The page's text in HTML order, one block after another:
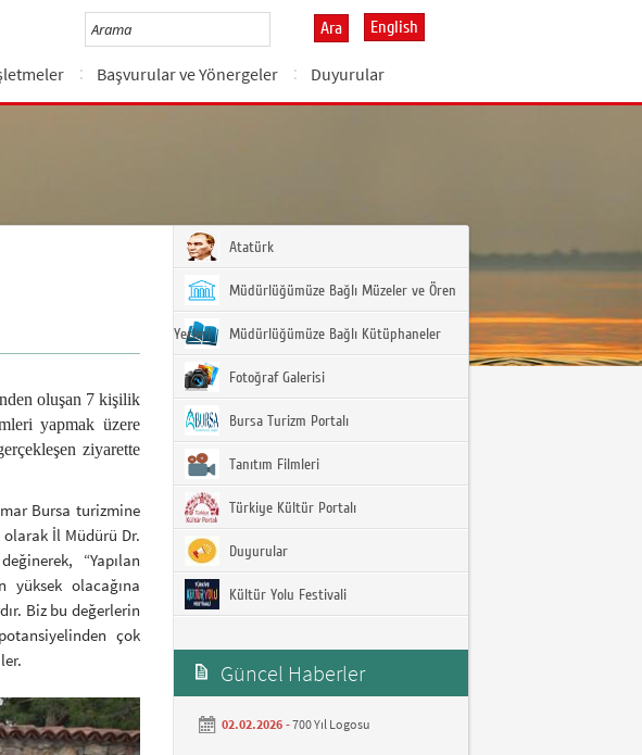
Ara English
Başvurular ve Yönergeler Duyurular
oluşan 7 kişilik
yapmak üzere
ziyarette
Bursa turizmine
olarak İl Müdürü Dr.
“Yapılan
yüksek olacağına
Biz bu değerlerin
çok
Atatürk
Müdürlüğümüze Bağlı Müzeler ve Ören
Yerleri Müdürlüğümüze Bağlı Kütüphaneler
Fotoğraf Galerisi
Bursa Turizm Portalı
Tanıtım Filmleri
Türkiye Kültür Portalı
Duyurular
Kültür Yolu Festivali
Güncel Haberler
02.02.2026 -700 Yıl Logosu